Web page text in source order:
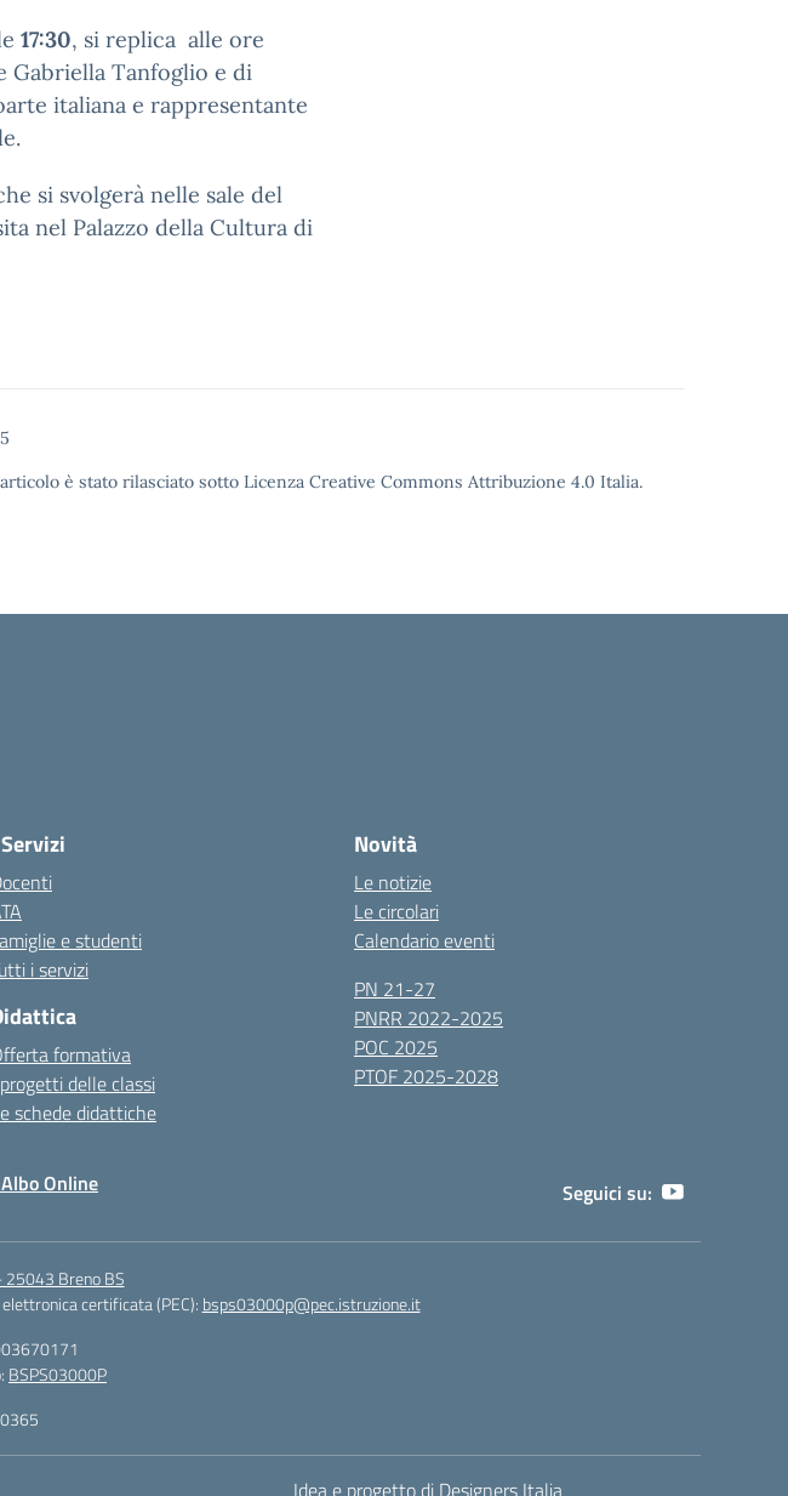
17:30, si replica alle ore
Gabriella Tanfoglio e di
italiana e rappresentante
si svolgerà nelle sale del
nel Palazzo della Cultura di
è stato rilasciato sotto Licenza Creative Commons Attribuzione 4.0 Italia.
e studenti
i servizi
formativa
delle classi
schede didattiche
Novità
Le notizie
Le circolari
Calendario eventi
PN 21-27
PNRR 2022-2025
POC 2025
PTOF 2025-2028
Albo Online Seguici su:
25043 Breno BS
certificata (PEC): bsps03000p@pec.istruzione.it
BSPS03000P
Idea e progetto di Designers Italia